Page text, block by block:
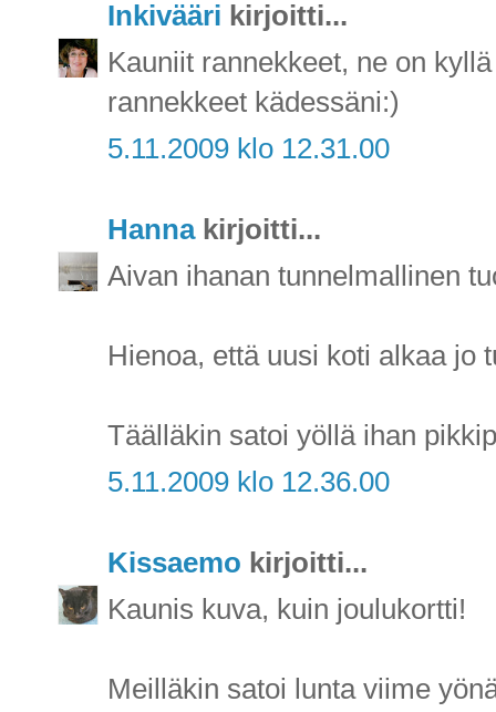
Inkivääri kirjoitti...
Kauniit rannekkeet, ne on
rannekkeet kädessäni:)
5.11.2009 klo 12.31.00
Hannakirjoitti...
Aivan ihanan tunnelmallinen
Hienoa, että uusi koti alkaa jo
Täälläkin satoi yöllä ihan
5.11.2009 klo 12.36.00
Kissaemo kirjoitti...
Kaunis kuva, kuin joulukortti!
Meilläkin satoi lunta viime